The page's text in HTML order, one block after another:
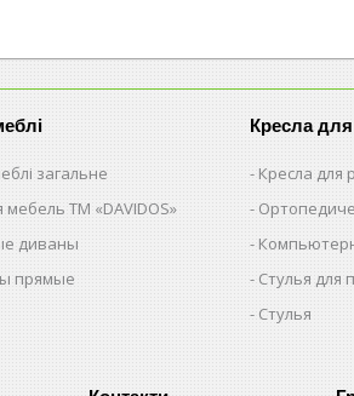
загальне
мебель ТМ «DAVIDOS»
диваны
прямые
Кресла
Кресла для
Стулья для
Стулья